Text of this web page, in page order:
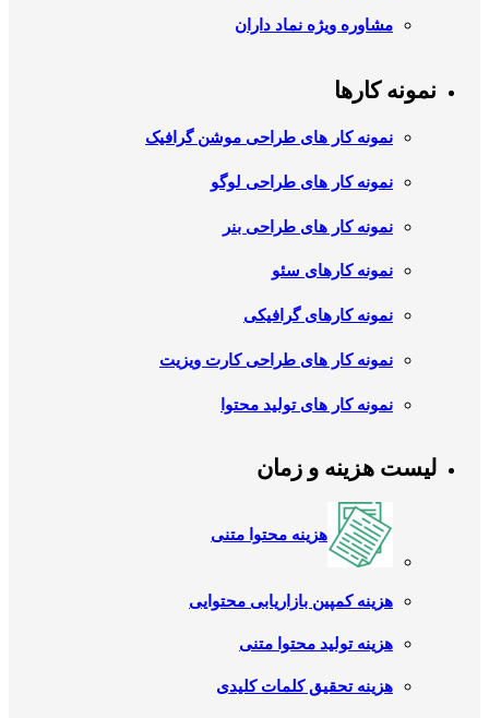
مشاوره ویژه نماد داران
نمونه کارها
نمونه کار های طراحی موشن گرافیک
نمونه کار های طراحی لوگو
نمونه کار های طراحی بنر
نمونه کارهای سئو
نمونه کارهای گرافیکی
نمونه کار های طراحی کارت ویزیت
نمونه کار های تولید محتوا
لیست هزینه و زمان
هزینه محتوا متنی
هزینه کمپین بازاریابی محتوایی
هزینه تولید محتوا متنی
هزینه تحقیق کلمات کلیدی